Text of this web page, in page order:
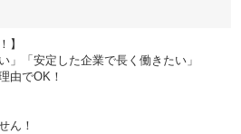
】
」「安定した企業で長く働きたい」
由でOK！
ん！